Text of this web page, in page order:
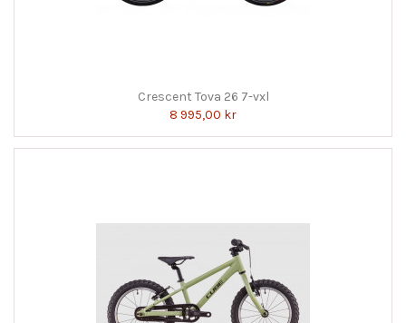
Crescent Tova 26 7-vxl
8 995,00 kr